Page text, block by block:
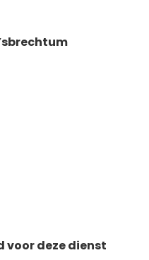
voor deze dienst